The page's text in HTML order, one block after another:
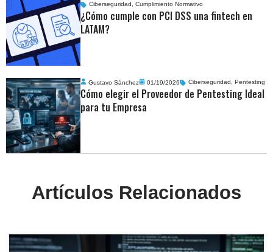
Ciberseguridad ,Cumplimiento Normativo
¿Cómo cumple con PCI DSS una fintech en
LATAM?
Gustavo Sánchez 01/19/2026 Ciberseguridad , Pentesting
Cómo elegir el Proveedor de Pentesting Ideal
para tu Empresa
Artículos Relacionados